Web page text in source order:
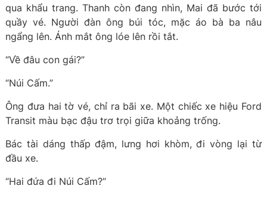
qua khẩu trang. Thanh còn đang nhìn, Mai đã bước tới
quầy vé. Người đàn ông búi tóc, mặc áo bà ba nâu
ngẩng lên. Ánh mắt ông lóe lên rồi tắt.
“Về đâu con gái?”
“Núi Cấm.”
Ông đưa hai tờ vé, chỉ ra bãi xe. Một chiếc xe hiệu Ford
Transit màu bạc đậu trơ trọi giữa khoảng trống.
Bác tài dáng thấp đậm, lưng hơi khòm, đi vòng lại từ
đầu xe.
“Hai đứa đi Núi Cấm?”